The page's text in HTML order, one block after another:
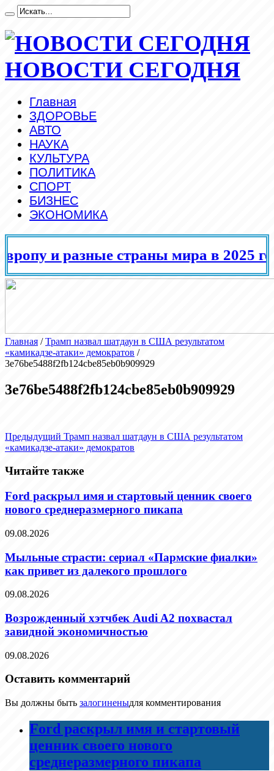
НОВОСТИ СЕГОДНЯ
Главная
ЗДОРОВЬЕ
АВТО
НАУКА
КУЛЬТУРА
ПОЛИТИКА
СПОРТ
БИЗНЕС
ЭКОНОМИКА
и разные страны мира в 2025
Главная /Трамп назвал шатдаун в США результатом
«камикадзе-атаки» демократов /
3e76be5488f2fb124cbe85eb0b909929
3e76be5488f2fb124cbe85eb0b909929
Предыдущий Трамп назвал шатдаун в США результатом
«камикадзе-атаки» демократов
Читайте также
Ford раскрыл имя и стартовый ценник своего
нового среднеразмерного пикапа
09.08.2026
Мыльные страсти: сериал «Пармские фиалки»
как привет из далекого прошлого
09.08.2026
Возрожденный хэтчбек Audi A2 похвастал
завидной экономичностью
09.08.2026
Оставить комментарий
Вы должны быть залогиненыдля комментирования
Ford раскрыл имя и стартовый
ценник своего нового
среднеразмерного пикапа